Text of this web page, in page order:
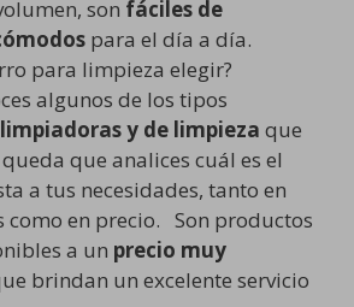
son fáciles de
para el día a día.
para limpieza elegir?
algunos de los tipos
y de limpieza que
que analices cuál es el
a tus necesidades, tanto en
como en precio. Son productos
a un precio muy
brindan un excelente servicio